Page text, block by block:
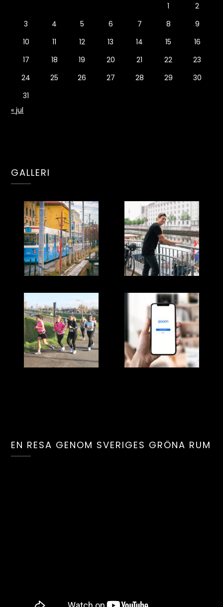
1
2
3
4 5 6 7 8
9
10
11 12 13 14 15
16
17
18 19 20 21 22
23
24
25 26 27 28 29
30
31
« jul
GALLERI
EN RESA GENOM SVERIGES GRÖNA RUM